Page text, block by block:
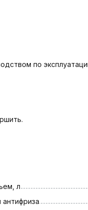
по
л
антифриза